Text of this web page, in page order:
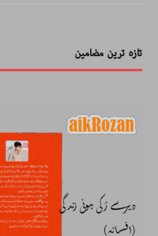
تازہ ترین مضامین